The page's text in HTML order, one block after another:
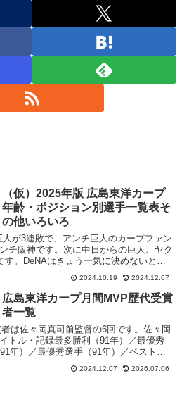
（仮）2025年版 広島東洋カープ
年齢・ポジション別選手一覧表そ
の他いろいろ
が3連敗で、アンチ巨人のカープファン
チ阪神です。次に中日からの巨人。ヤク
す。DeNAはきょう一気に決めないと、
るので頑張ってください...
2024.10.19 2024.12.07
広島東洋カープ月間MVP歴代受賞
者一覧
は佐々岡真司前監督の6回です。佐々岡
トル・記録最多勝利（91年）／最優秀
年）／最優秀選手（91年）／ベストナ
91年）／月間MVP...2024.12.07 2026.07.06